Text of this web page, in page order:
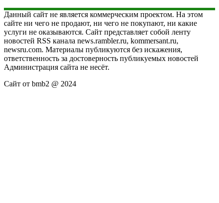
Данный сайт не является коммерческим проектом. На этом
сайте ни чего не продают, ни чего не покупают, ни какие
услуги не оказываются. Сайт представляет собой ленту
новостей RSS канала news.rambler.ru, kommersant.ru,
newsru.com. Материалы публикуются без искажения,
ответственность за достоверность публикуемых новостей
Администрация сайта не несёт.
Сайт от bmb2 @ 2024